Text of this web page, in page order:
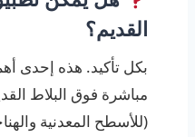
القديم؟
بكل تأكيد. هذه إحدى
مباشرة فوق البلاط
(للأسطح المعدنية